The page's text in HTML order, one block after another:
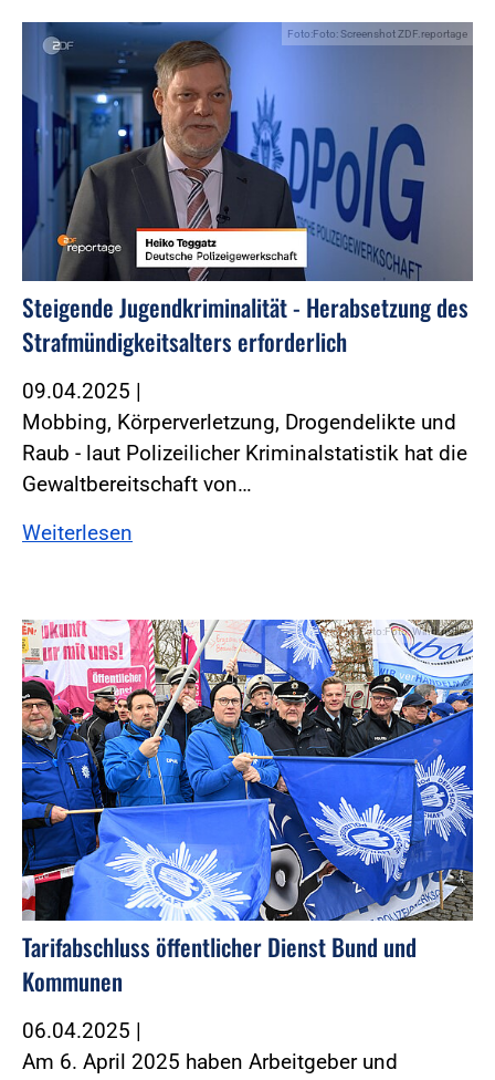
Foto:Foto: Screenshot ZDF.reportage
Steigende Jugendkriminalität - Herabsetzung des
Strafmündigkeitsalters erforderlich
09.04.2025 |
Mobbing, Körperverletzung, Drogendelikte und
Raub - laut Polizeilicher Kriminalstatistik hat die
Gewaltbereitschaft von…
Weiterlesen
Foto:Foto: Windmüller
Tarifabschluss öffentlicher Dienst Bund und
Kommunen
06.04.2025 |
Am 6. April 2025 haben Arbeitgeber und